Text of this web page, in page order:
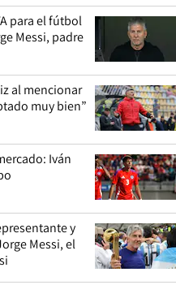
para el fútbol
Messi, padre
al mencionar
muy bien”
Iván
y
Messi, el